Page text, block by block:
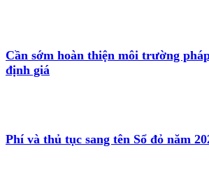
Cần sớm hoàn thiện môi trường
định giá
Phí và thủ tục sang tên Sổ đỏ năm